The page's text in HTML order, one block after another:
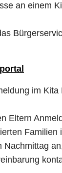
an einem
im
Eltern
Nachmittag